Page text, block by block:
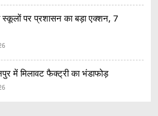
स्कूलों पर प्रशासन का बड़ा एक्शन, 7
में मिलावट फैक्ट्री का भंडाफोड़